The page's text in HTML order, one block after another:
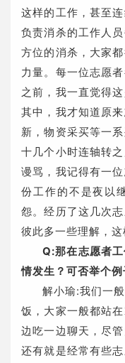
这样的工作，甚至
负责消杀的工作人
方位的消杀，大家
力量。每一位志愿
之前，我一直觉得
其中，我才知道原
新，物资采买等一
十几个小时连轴转
谩骂，我记得有一
份工作的不是夜以
怨。经历了这几次
彼此多一些理解，这
Q:那在志愿者
情发生？可否举个例
解小瑜:我们一
饭，大家一般都站
边吃一边聊天，尽
还有就是经常有些